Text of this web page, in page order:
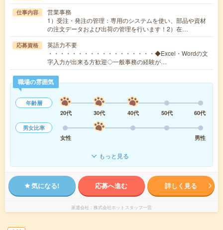
仕事内容
営業事務
1）受注・発注の管理：専用のシステムを使い、部品や資材
の注文データおよび出荷の管理を行います！2）在…
応募資格
英語力不要
・・・・・・・・・・・・・・・・・・◆Excel・Wordの文
字入力が出来る方歓迎◇一般事務の経験が…
職場の雰囲気
年齢層
20代
30代 40代 50代
60代
男女比率
女性
男性
もっと見る
気になる! 応募へ進む 詳しく見る
派遣会社 株式会社ホットスタッフ一宮